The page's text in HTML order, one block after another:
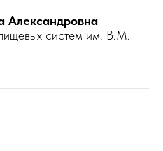
Александровна
систем им. В.М.